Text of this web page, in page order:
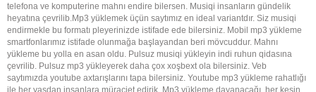
telefona ve komputerine mahnı endire bilersen. Musiqi insanların gündelik
heyatına çevrilib.Mp3 yüklemek üçün saytımız en ideal variantdır. Siz musiqi
endirmekle bu formatı pleyerinizde istifade ede bilersiniz. Mobil mp3 yükleme
smartfonlarımız istifade olunmağa başlayandan beri mövcuddur. Mahnı
yükleme bu yolla en asan oldu. Pulsuz musiqi yükleyin indi ruhun qidasına
çevrilib. Pulsuz mp3 yükleyerek daha çox xoşbext ola bilersiniz. Veb
saytımızda youtube axtarışlarını tapa bilersiniz. Youtube mp3 yükleme rahatlığı
ile her yaşdan insanlara müraciet edirik. Mp3 yükleme dayanacağı, her kesin